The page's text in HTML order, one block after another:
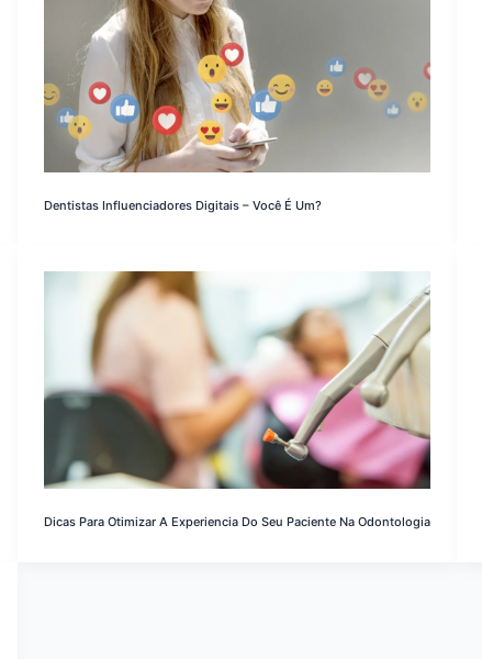
Dentistas Influenciadores Digitais – Você É Um?
Dicas Para Otimizar A Experiencia Do Seu Paciente Na Odontologia